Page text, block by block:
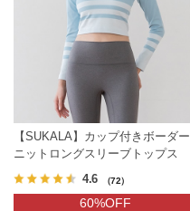
【SUKALA】カップ付きボーダー
ニットロングスリーブトップス
4.6 （72）
60%OFF